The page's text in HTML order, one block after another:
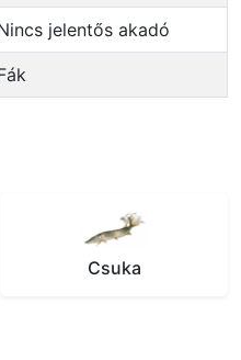
Nincs jelentős akadó
Fák
Csuka